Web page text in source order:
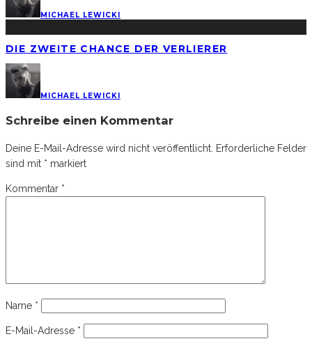
MICHAEL LEWICKI
DIE ZWEITE CHANCE DER VERLIERER
MICHAEL LEWICKI
Schreibe einen Kommentar
Deine E-Mail-Adresse wird nicht veröffentlicht. Erforderliche Felder
sind mit * markiert
Kommentar *
Name *
E-Mail-Adresse *